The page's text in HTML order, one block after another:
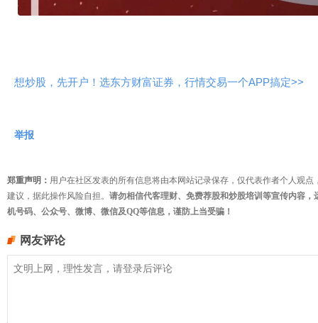
想炒股，先开户！选东方财富证券，行情交易一个APP搞定>>
举报
郑重声明： 用户在社区发表的所有信息将由本网站记录保存，仅代表作者个人观
建议，据此操作风险自担。 请勿相信代客理财、免费荐股和炒股培训等宣传内容
机号码、公众号、微博、微信及QQ等信息，谨防上当受骗！
网友评论